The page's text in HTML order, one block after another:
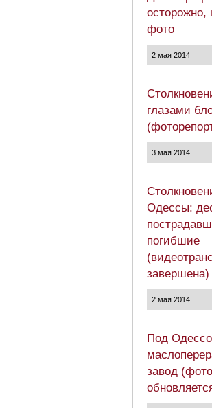
фото
2 мая 2014
глазами
3 мая 2014
Одессы:
погибшие
завершена)
2 мая 2014
Под
завод